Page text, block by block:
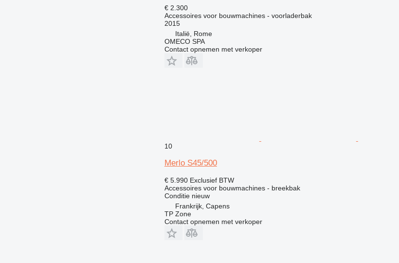
€ 2.300
Accessoires voor bouwmachines - voorladerbak
2015
Italië, Rome
OMECO SPA
Contact opnemen met verkoper
10
Merlo S45/500
€ 5.990 Exclusief BTW
Accessoires voor bouwmachines - breekbak
Conditienieuw
Frankrijk, Capens
TP Zone
Contact opnemen met verkoper